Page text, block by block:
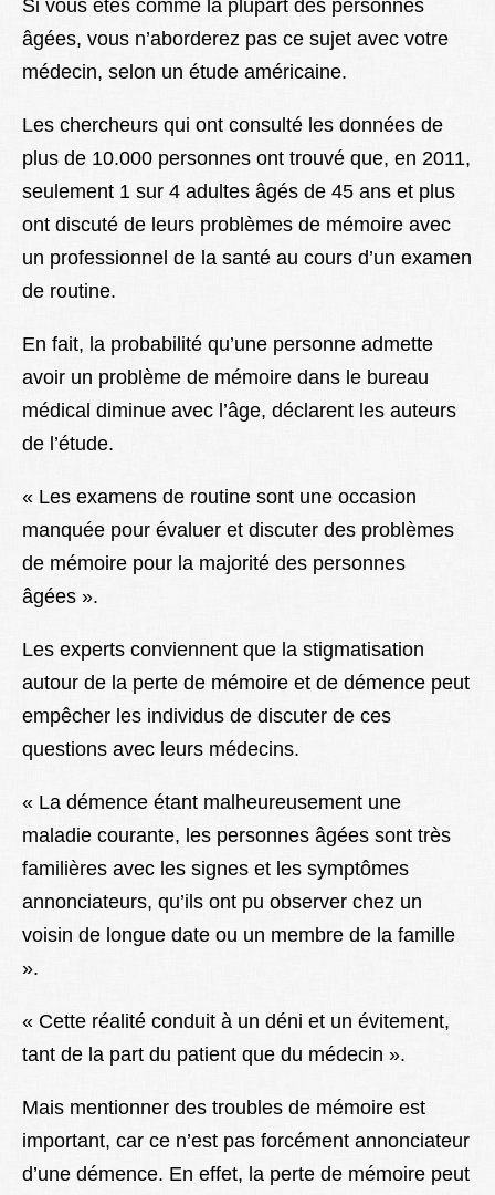
Si vous êtes comme la plupart des personnes
âgées, vous n’aborderez pas ce sujet avec votre
médecin, selon un étude américaine.
Les chercheurs qui ont consulté les données de
plus de 10.000 personnes ont trouvé que, en 2011,
seulement 1 sur 4 adultes âgés de 45 ans et plus
ont discuté de leurs problèmes de mémoire avec
un professionnel de la santé au cours d’un examen
de routine.
En fait, la probabilité qu’une personne admette
avoir un problème de mémoire dans le bureau
médical diminue avec l’âge, déclarent les auteurs
de l’étude.
« Les examens de routine sont une occasion
manquée pour évaluer et discuter des problèmes
de mémoire pour la majorité des personnes
âgées ».
Les experts conviennent que la stigmatisation
autour de la perte de mémoire et de démence peut
empêcher les individus de discuter de ces
questions avec leurs médecins.
« La démence étant malheureusement une
maladie courante, les personnes âgées sont très
familières avec les signes et les symptômes
annonciateurs, qu’ils ont pu observer chez un
voisin de longue date ou un membre de la famille
».
« Cette réalité conduit à un déni et un évitement,
tant de la part du patient que du médecin ».
Mais mentionner des troubles de mémoire est
important, car ce n’est pas forcément annonciateur
d’une démence. En effet, la perte de mémoire peut